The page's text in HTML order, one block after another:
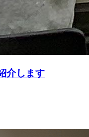
介します